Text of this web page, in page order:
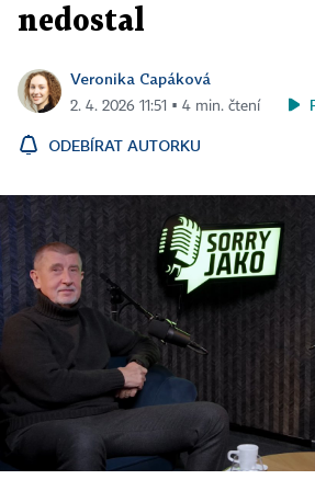
nedostal
Veronika Capáková
2. 4. 2026 11:51 ▪ 4 min. čtení
ODEBÍRAT AUTORKU